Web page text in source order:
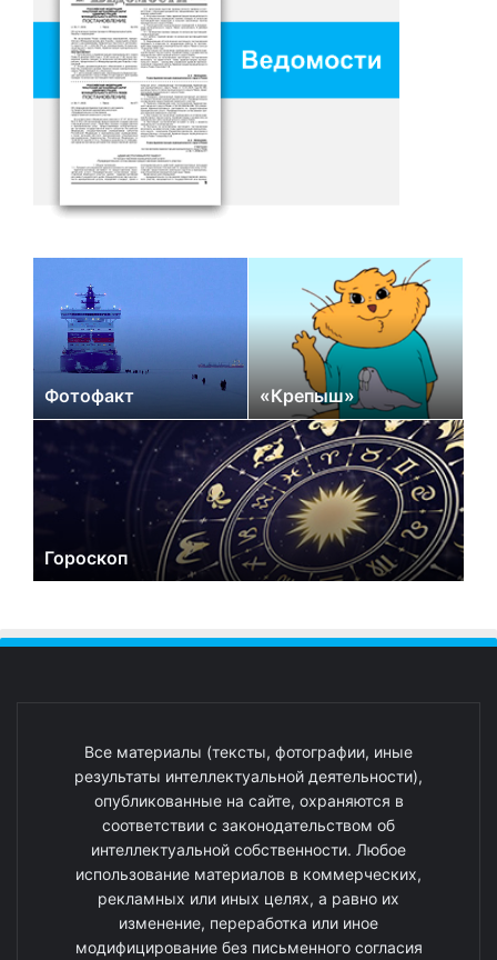
Фотофакт «Крепыш»
Гороскоп
Все материалы (тексты, фотографии, иные
результаты интеллектуальной деятельности),
опубликованные на сайте, охраняются в
соответствии с законодательством об
интеллектуальной собственности. Любое
использование материалов в коммерческих,
рекламных или иных целях, а равно их
изменение, переработка или иное
модифицирование без письменного согласия